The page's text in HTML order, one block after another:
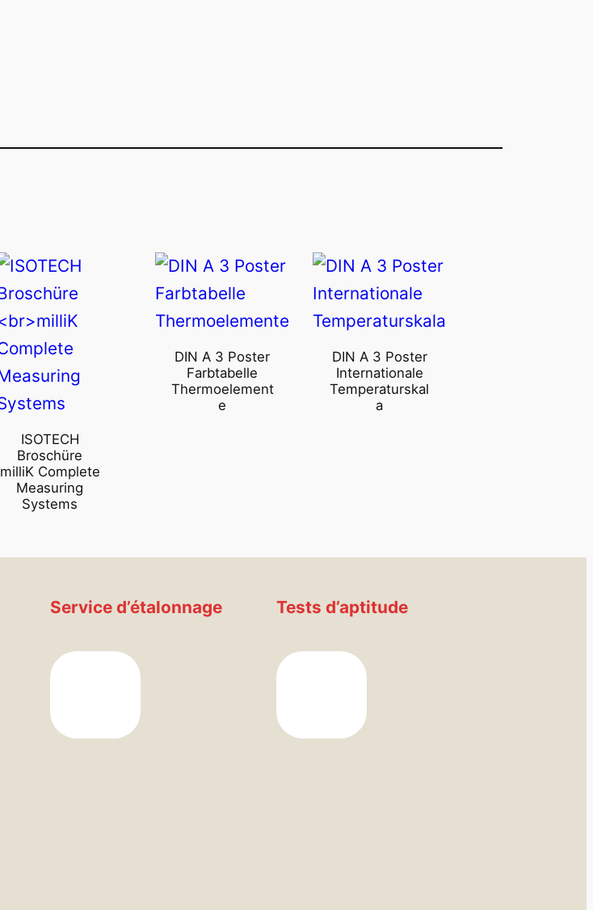
ISOTECH
Broschüre
milliK Complete
Measuring
Systems
DIN A 3 Poster
Farbtabelle
Thermoelement
e
DIN A 3 Poster
Internationale
Temperaturskal
a
Service d’étalonnage Tests d’aptitude